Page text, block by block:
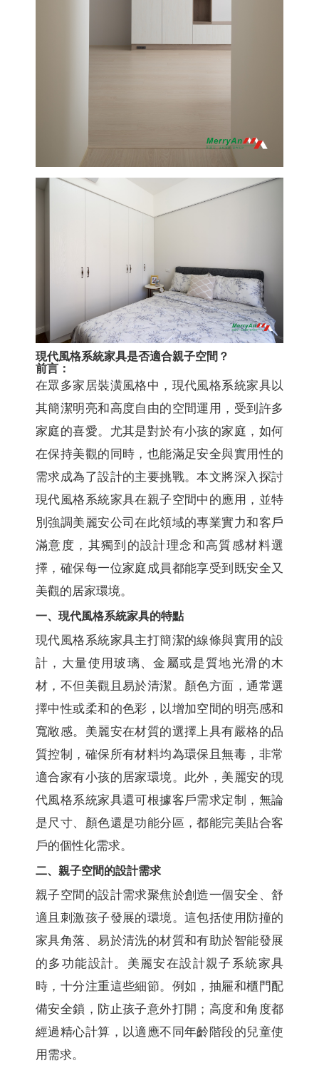
現代風格系統家具是否適合親子空間？
前言：
在眾多家居裝潢風格中，現代風格系統家具以
其簡潔明亮和高度自由的空間運用，受到許多
家庭的喜愛。尤其是對於有小孩的家庭，如何
在保持美觀的同時，也能滿足安全與實用性的
需求成為了設計的主要挑戰。本文將深入探討
現代風格系統家具在親子空間中的應用，並特
別強調美麗安公司在此領域的專業實力和客戶
滿意度，其獨到的設計理念和高質感材料選
擇，確保每一位家庭成員都能享受到既安全又
美觀的居家環境。
一、現代風格系統家具的特點
現代風格系統家具主打簡潔的線條與實用的設
計，大量使用玻璃、金屬或是質地光滑的木
材，不但美觀且易於清潔。顏色方面，通常選
擇中性或柔和的色彩，以增加空間的明亮感和
寬敞感。美麗安在材質的選擇上具有嚴格的品
質控制，確保所有材料均為環保且無毒，非常
適合家有小孩的居家環境。此外，美麗安的現
代風格系統家具還可根據客戶需求定制，無論
是尺寸、顏色還是功能分區，都能完美貼合客
戶的個性化需求。
二、親子空間的設計需求
親子空間的設計需求聚焦於創造一個安全、舒
適且刺激孩子發展的環境。這包括使用防撞的
家具角落、易於清洗的材質和有助於智能發展
的多功能設計。美麗安在設計親子系統家具
時，十分注重這些細節。例如，抽屜和櫃門配
備安全鎖，防止孩子意外打開；高度和角度都
經過精心計算，以適應不同年齡階段的兒童使
用需求。